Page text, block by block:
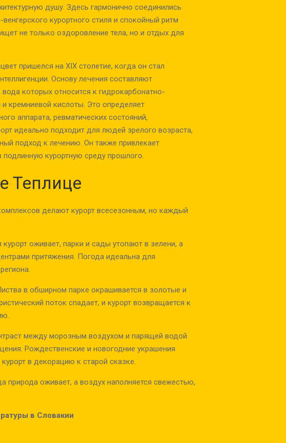
душу. Здесь гармонично соединились
курортного стиля и спокойный ритм
не только оздоровление тела, но и отдых для
пришелся на XIX столетие, когда он стал
Основу лечения составляют
которых относится к гидрокарбонатно-
кремниевой кислоты. Это определяет
аппарата, ревматических состояний,
идеально подходит для людей зрелого возраста,
подход к лечению. Он также привлекает
подлинную курортную среду прошлого.
Теплице
делают курорт всесезонным, но каждый
оживает, парки и сады утопают в зелени, а
притяжения. Погода идеальна для
в обширном парке окрашивается в золотые и
поток спадает, и курорт возвращается к
между морозным воздухом и парящей водой
Рождественские и новогодние украшения
в декорацию к старой сказке.
природа оживает, а воздух наполняется свежестью,
в Словакии